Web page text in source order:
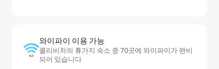
와이파이 이용 가능
콜리비차의 휴가지 숙소 중 70곳에 와이파이가 완비
되어 있습니다